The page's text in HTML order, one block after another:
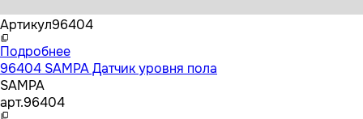
Артикул96404
Подробнее
96404 SAMPA Датчик уровня пола
SAMPA
арт.96404